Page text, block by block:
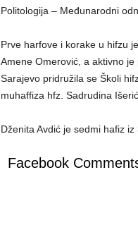
Politologija – Međunarodni
Prve harfove i korake u hifzu
Amene Omerović, a aktivno
Sarajevo pridružila se Školi
muhaffiza hfz. Sadrudina
Dženita Avdić je sedmi hafiz
Facebook